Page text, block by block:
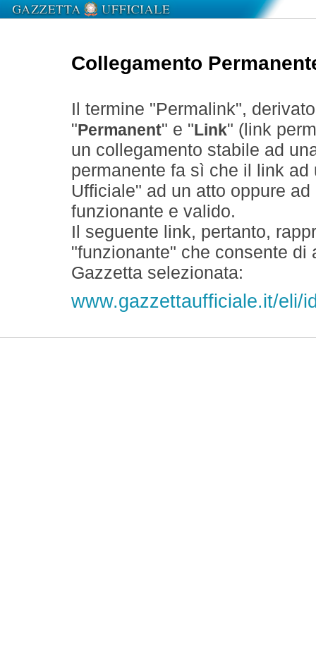
Collegamento
Il termine "Permalink",
" Permanent" e " Link" (link
un collegamento stabile ad
permanente fa sì che il link
Ufficiale" ad un atto oppure
funzionante e valido.
Il seguente link, pertanto,
"funzionante" che consente
Gazzetta selezionata:
www.gazzettaufficiale.it/eli/